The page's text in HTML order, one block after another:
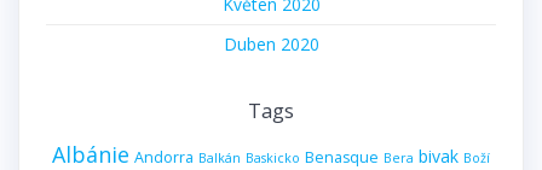
Duben 2020
Tags
Albánie Andorra Balkán Baskicko Benasque Bera bivak Boží